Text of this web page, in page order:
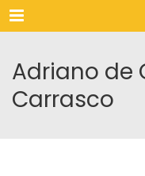
Menu
Adriano de
Carrasco